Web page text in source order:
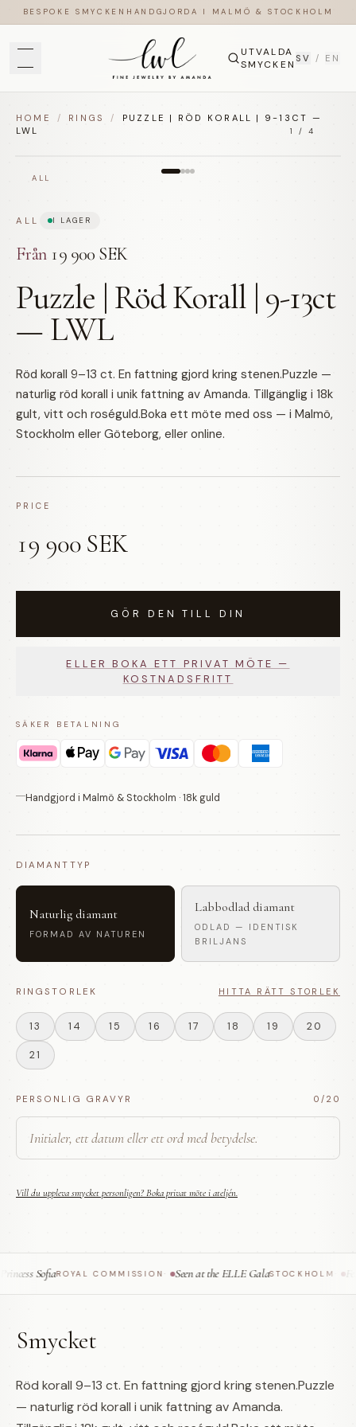
BESPOKE SMYCKEN HANDGJORDA I MALMÖ & STOCKHOLM
UTVALDA
SMYCKEN SV / EN
HOME / RINGS /
PUZZLE | RÖD KORALL | 9-13CT —
LWL
ALL
1 / 4
ALL I LAGER
Från 19 900 SEK
Puzzle | Röd Korall | 9-13ct
— LWL
Röd korall 9–13 ct. En fattning gjord kring stenen.Puzzle —
naturlig röd korall i unik fattning av Amanda. Tillgänglig i 18k
gult, vitt och roséguld.Boka ett möte med oss — i Malmö,
Stockholm eller Göteborg, eller online.
PRICE
19 900 SEK
GÖR DEN TILL DIN
ELLER BOKA ETT PRIVAT MÖTE —
KOSTNADSFRITT
SÄKER BETALNING
Handgjord i Malmö & Stockholm · 18k guld
DIAMANTTYP
Naturlig diamant
FORMAD AV NATUREN
Labbodlad diamant
ODLAD — IDENTISK
BRILJANS
RINGSTORLEK HITTA RÄTT STORLEK
13 14 15 16 17 18 19 20
21
PERSONLIG GRAVYR 0 /20
Vill du uppleva smycket personligen? Boka privat möte i ateljén.
SofiaROYAL COMMISSION· Seen at the ELLE GalaSTOCKHOLM ·
Smycket
Röd korall 9–13 ct. En fattning gjord kring stenen.Puzzle
— naturlig röd korall i unik fattning av Amanda.